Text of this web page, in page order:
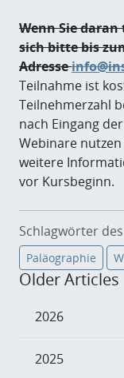
Wenn Sie
sich bitte bis
Adresse
Teilnahme ist
Teilnehmerzahl
nach Eingang
Webinare
weitere
vor Kursbeginn.
Schlagwörter
Paläographie
Older Articles
2026
2025